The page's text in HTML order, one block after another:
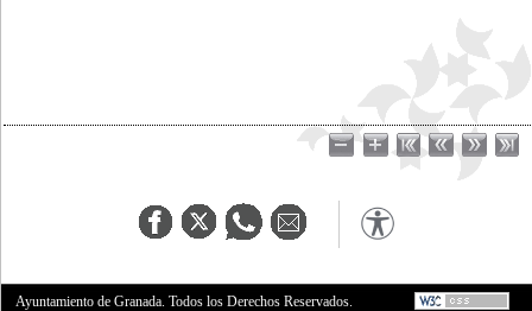
Ayuntamiento de Granada. Todos los Derechos Reservados.